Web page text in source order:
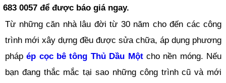
683 0057 để được báo giá ngay.
Từ những căn nhà lâu đời từ 30 năm cho đến các công
trình mới xây dựng đều được sửa chữa, áp dụng phương
phápép cọc bê tông Thủ Dầu Mộtcho nền móng. Nếu
bạn đang thắc mắc tại sao những công trình cũ và mới